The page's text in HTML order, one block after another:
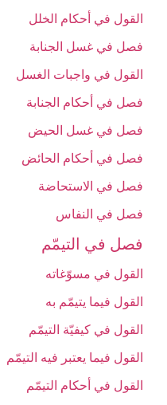
القول في أحكام الخلل‏
فصل في غسل الجنابة
القول في واجبات الغسل‏
فصل في أحكام الجنابة
فصل في غسل الحيض‏
فصل في أحكام الحائض‏
فصل في الاستحاضة
فصل في النفاس‏
فصل في التيمّم‏
القول في مسوّغاته‏
القول فيما يتيمّم به‏
القول في كيفيّة التيمّم‏
القول فيما يعتبر فيه التيمّم‏
القول في أحكام التيمّم‏